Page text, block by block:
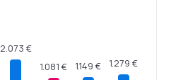
2.073 €
1.081 € 1.149 € 1.279 €